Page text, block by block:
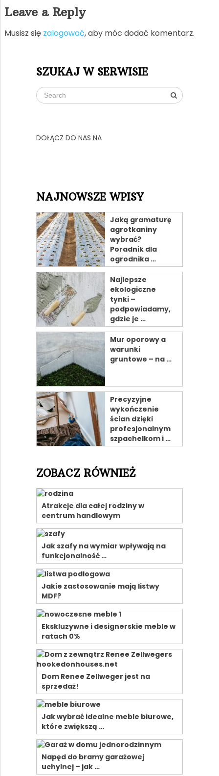
Leave a Reply
Musisz się zalogować, aby móc dodać komentarz.
SZUKAJ W SERWISIE
DOŁĄCZ DO NAS NA
NAJNOWSZE WPISY
Jaką gramaturę
agrotkaniny
wybrać?
Poradnik dla
ogrodnika …
Najlepsze
ekologiczne
tynki –
podpowiadamy,
gdzie je …
Mur oporowy a
warunki
gruntowe – na …
Precyzyjne
wykończenie
ścian dzięki
profesjonalnym
szpachelkom i …
ZOBACZ RÓWNIEŻ
Atrakcje dla całej rodziny w
centrum handlowym
Jak szafy na wymiar wpływają na
funkcjonalność …
Jakie zastosowanie mają listwy
MDF?
Ekskluzywne i designerskie meble w
ratach 0%
Dom Renee Zellweger jest na
sprzedaż!
Jak wybrać idealne meble biurowe,
które zwiększą …
Napęd do bramy garażowej
uchylnej – jak …